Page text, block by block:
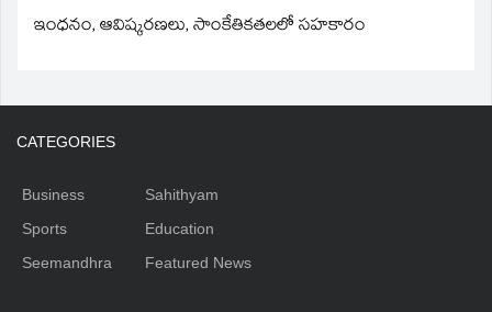
ఇంధనం, ఆవిష్కరణలు, సాంకేతికతలలో సహకారం
CATEGORIES
Business
Sports
Seemandhra
Sahithyam
Education
Featured News